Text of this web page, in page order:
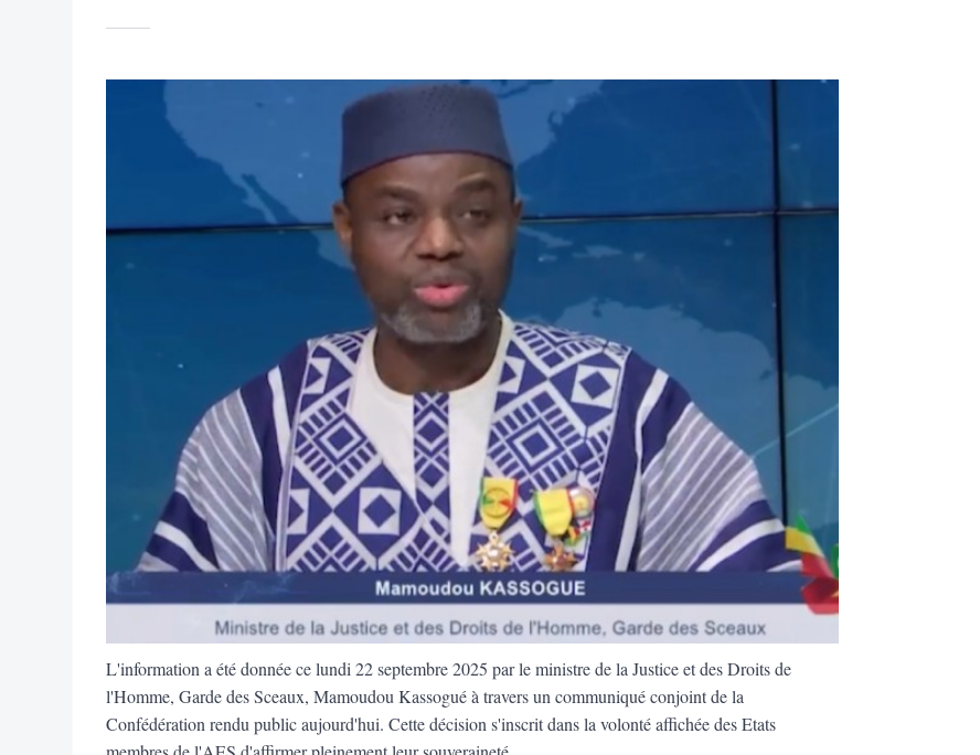
L'information a été donnée ce lundi 22 septembre 2025 par le ministre de la Justice et des Droits de
l'Homme, Garde des Sceaux, Mamoudou Kassogué à travers un communiqué conjoint de la
Confédération rendu public aujourd'hui. Cette décision s'inscrit dans la volonté affichée des Etats